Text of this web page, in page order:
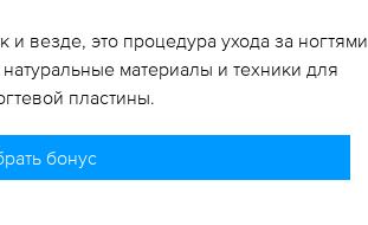
везде, это процедура ухода за ногтями
материалы и техники для
пластины.
бонус